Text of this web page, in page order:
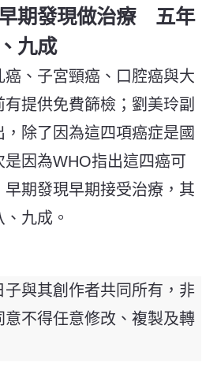
期發現做治療 五年
九成
、子宮頸癌、口腔癌與大
提供免費篩檢；劉美玲副
除了因為這四項癌症是國
是因為WHO指出這四癌可
期發現早期接受治療，其
九成。
子與其創作者共同所有，非
意不得任意修改、複製及轉